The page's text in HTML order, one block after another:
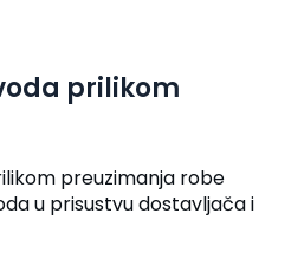
prilikom
preuzimanja robe
u prisustvu dostavljača i